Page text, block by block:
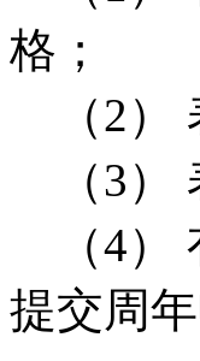
格；
（2）
（3）
（4）
提交周